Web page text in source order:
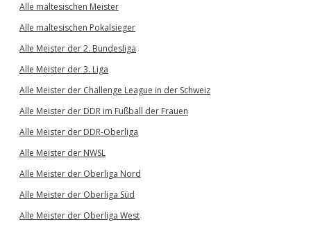
Alle maltesischen Meister
Alle maltesischen Pokalsieger
Alle Meister der 2. Bundesliga
Alle Meister der 3. Liga
Alle Meister der Challenge League in der Schweiz
Alle Meister der DDR im Fußball der Frauen
Alle Meister der DDR-Oberliga
Alle Meister der NWSL
Alle Meister der Oberliga Nord
Alle Meister der Oberliga Süd
Alle Meister der Oberliga West